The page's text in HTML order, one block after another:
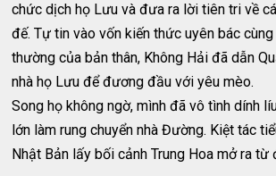
chức dịch họ Lưu và đưa ra lời tiên tri về
đế. Tự tin vào vốn kiến thức uyên bác
thường của bản thân, Không Hải đã dẫn
nhà họ Lưu để đương đầu với yêu mèo.
Song họ không ngờ, mình đã vô tình dính
lớn làm rung chuyển nhà Đường. Kiệt tác
Nhật Bản lấy bối cảnh Trung Hoa mở ra từ